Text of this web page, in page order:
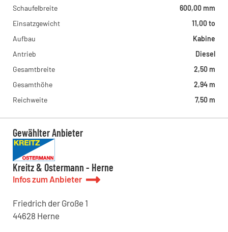
Schaufelbreite
600,00 mm
Einsatzgewicht
11,00 to
Aufbau
Kabine
Antrieb
Diesel
Gesamtbreite
2,50 m
Gesamthöhe
2,94 m
Reichweite
7,50 m
Gewählter Anbieter
Kreitz & Ostermann - Herne
Infos zum Anbieter
Friedrich der Große 1
44628 Herne